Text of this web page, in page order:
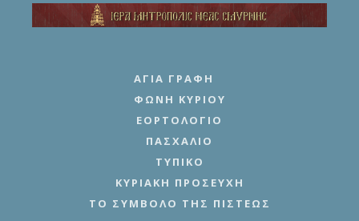
ΑΓΊΑ ΓΡΑΦΉ
ΦΩΝΉ ΚΥΡΊΟΥ
ΕΟΡΤΟΛΌΓΙΟ
ΠΑΣΧΆΛΙΟ
ΤΥΠΙΚΌ
ΚΥΡΙΑΚΉ ΠΡΟΣΕΥΧΉ
ΤΟ ΣΎΜΒΟΛΟ ΤΗΣ ΠΊΣΤΕΩΣ